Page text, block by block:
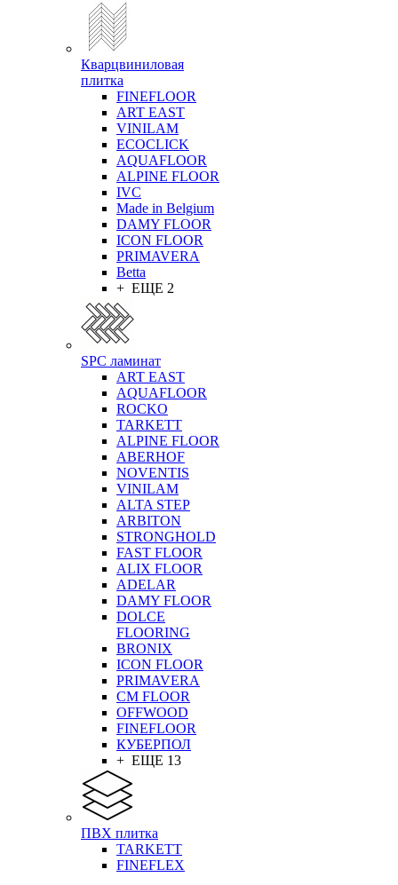
Кварцвиниловая
плитка
FINEFLOOR
ART EAST
VINILAM
ECOCLICK
AQUAFLOOR
ALPINE FLOOR
IVC
Made in Belgium
DAMY FLOOR
ICON FLOOR
PRIMAVERA
Betta
+ ЕЩЕ 2
SPC ламинат
ART EAST
AQUAFLOOR
ROCKO
TARKETT
ALPINE FLOOR
ABERHOF
NOVENTIS
VINILAM
ALTA STEP
ARBITON
STRONGHOLD
FAST FLOOR
ALIX FLOOR
ADELAR
DAMY FLOOR
DOLCE
FLOORING
BRONIX
ICON FLOOR
PRIMAVERA
CM FLOOR
OFFWOOD
FINEFLOOR
КУБЕРПОЛ
+ ЕЩЕ 13
ПВХ плитка
TARKETT
FINEFLEX